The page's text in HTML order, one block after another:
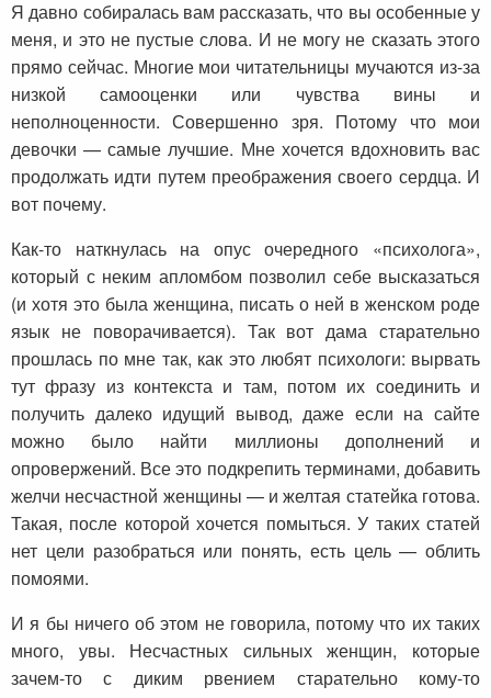
Я давно собиралась вам рассказать, что вы особенные у
меня, и это не пустые слова. И не могу не сказать этого
прямо сейчас. Многие мои читательницы мучаются из-за
низкой самооценки или чувства вины и
неполноценности. Совершенно зря. Потому что мои
девочки — самые лучшие. Мне хочется вдохновить вас
продолжать идти путем преображения своего сердца. И
вот почему.
Как-то наткнулась на опус очередного «психолога»,
который с неким апломбом позволил себе высказаться
(и хотя это была женщина, писать о ней в женском роде
язык не поворачивается). Так вот дама старательно
прошлась по мне так, как это любят психологи: вырвать
тут фразу из контекста и там, потом их соединить и
получить далеко идущий вывод, даже если на сайте
можно было найти миллионы дополнений и
опровержений. Все это подкрепить терминами, добавить
желчи несчастной женщины — и желтая статейка готова.
Такая, после которой хочется помыться. У таких статей
нет цели разобраться или понять, есть цель — облить
помоями.
И я бы ничего об этом не говорила, потому что их таких
много, увы. Несчастных сильных женщин, которые
зачем-то с диким рвением старательно кому-то